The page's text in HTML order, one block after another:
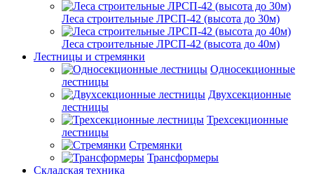
Леса строительные ЛРСП-42 (высота до 30м)
Леса строительные ЛРСП-42 (высота до 40м)
Лестницы и стремянки
Односекционные
лестницы
Двухсекционные
лестницы
Трехсекционные
лестницы
Стремянки
Трансформеры
Складская техника